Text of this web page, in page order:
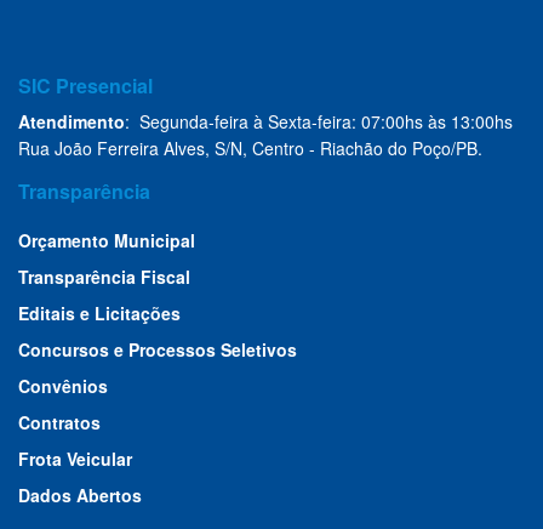
SIC Presencial
Atendimento: Segunda-feira à Sexta-feira: 07:00hs às 13:00hs
Rua João Ferreira Alves, S/N, Centro - Riachão do Poço/PB.
Transparência
Orçamento Municipal
Transparência Fiscal
Editais e Licitações
Concursos e Processos Seletivos
Convênios
Contratos
Frota Veicular
Dados Abertos